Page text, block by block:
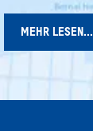
MEHR LESEN...